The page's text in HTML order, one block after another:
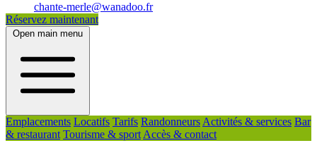
chante-merle@wanadoo.fr
Réservez maintenant
Open main menu
Emplacements Locatifs Tarifs Randonneurs Activités & services Bar
& restaurant Tourisme & sport Accès & contact